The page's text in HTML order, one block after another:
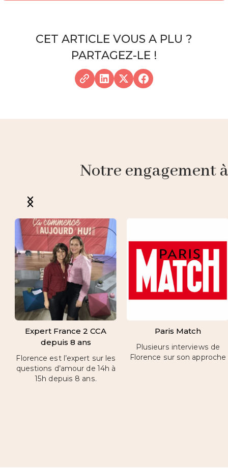
CET ARTICLE VOUS A PLU ?
PARTAGEZ-LE !
Notre engagement
Expert France 2 CCA
depuis 8 ans
Florence est l’expert sur les
questions d’amour de 14h à
15h depuis 8 ans.
Paris Match
Plusieurs interviews de
Florence sur son approche